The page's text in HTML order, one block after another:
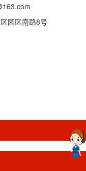
园区南路8号